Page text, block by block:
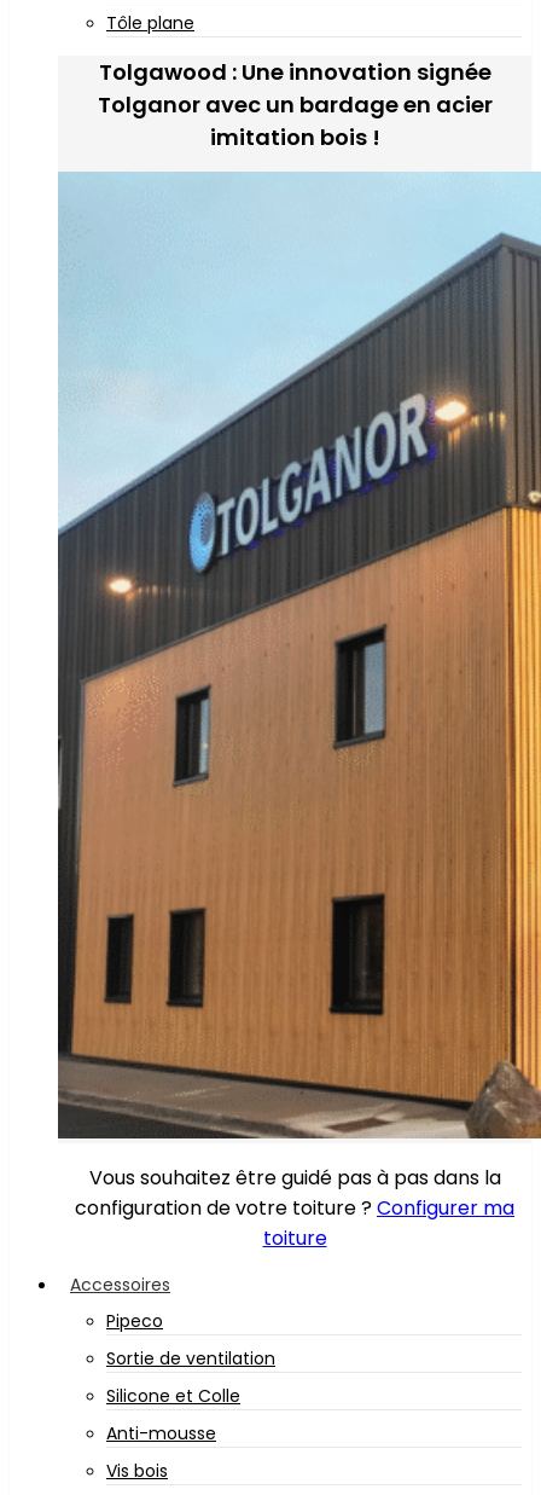
Tôle plane
Tolgawood : Une innovation signée
Tolganor avec un bardage en acier
imitation bois !
Vous souhaitez être guidé pas à pas dans la
configuration de votre toiture ?Configurer ma
toiture
Accessoires
Pipeco
Sortie de ventilation
Silicone et Colle
Anti-mousse
Vis bois